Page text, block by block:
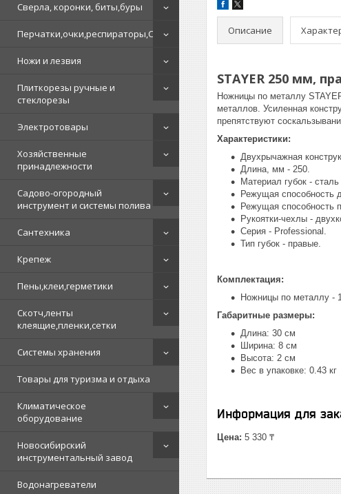
Сверла, коронки, биты,буры
Перчатки,очки,респираторы,СИЗ
Ножи и лезвия
Плиткорезы ручные и
стеклорезы
Электротовары
Хозяйственные
принадлежности
Садово-огородный
инструмент и системы полива
Сантехника
Крепеж
Пены,клеи,герметики
Скотч,ленты
клеящие,пленки,сетки
Системы хранения
Товары для туризма и отдыха
Климатическое
оборудование
Новосибирский
инструментальный завод
Водонагреватели
Описание
STAYER 250 мм,
Ножницы по металлу
металлов. Усиленная
препятствуют
Характеристики:
Двухрычажная
Длина, мм - 250.
Материал губок -
Режущая способность
Режущая способность
Рукоятки-чехлы -
Серия - Professional.
Тип губок - правые.
Комплектация:
Ножницы по металлу -
Габаритные размеры:
Длина: 30 см
Ширина: 8 см
Высота: 2 см
Вес в упаковке: 0.43 кг
Информация для
Цена: 5 330 ₸